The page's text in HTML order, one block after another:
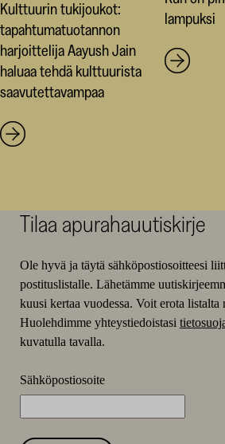
Kulttuurin tukijoukot:
tapahtumatuotannon
harjoittelija Aayush Jain
haluaa tehdä kulttuurista
saavutettavampaa
lampuksi
Tilaa apurahauutiskirje
Ole hyvä ja täytä sähköpostiosoitteesi
postituslistalle. Lähetämme
kuusi kertaa vuodessa. Voit erota
Huolehdimme yhteystiedoistasi
kuvatulla tavalla.
Sähköpostiosoite